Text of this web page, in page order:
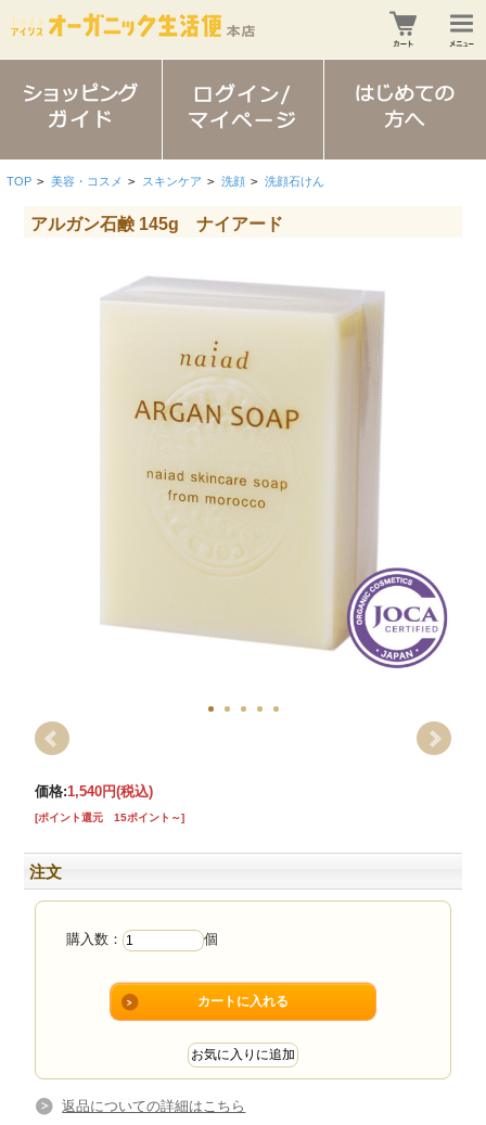
TOP > 美容・コスメ > スキンケア > 洗顔 > 洗顔石けん
アルガン石鹸 145g ナイアード
価格:1,540円(税込)
[ポイント還元 15ポイント～]
注文
購入数： 個
返品についての詳細はこちら